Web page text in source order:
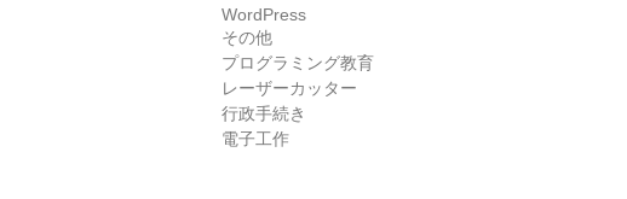
WordPress
その他
プログラミング教育
レーザーカッター
行政手続き
電子工作